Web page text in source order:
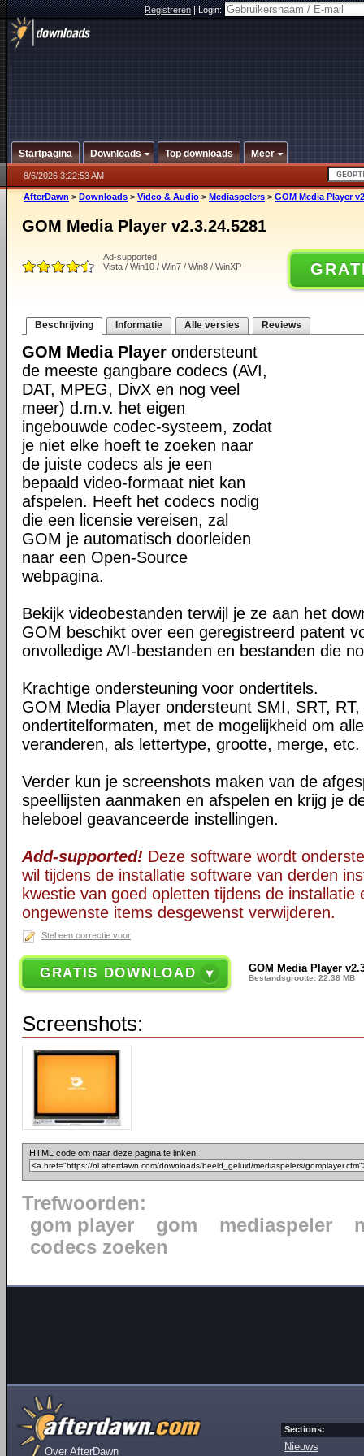
Registreren|Login:
Startpagina Downloads Top downloads Meer
8/6/2026 3:22:53 AM
AfterDawn > Downloads > Video & Audio > Mediaspelers > GOM Media Player
GOM Media Player v2.3.24.5281
Ad-supported
Vista / Win10 / Win7 / Win8 / WinXP
Beschrijving Informatie Alle versies Reviews
GOM Media Player ondersteunt
de meeste gangbare codecs (AVI,
DAT, MPEG, DivX en nog veel
meer) d.m.v. het eigen
ingebouwde codec-systeem, zodat
je niet elke hoeft te zoeken naar
de juiste codecs als je een
bepaald video-formaat niet kan
afspelen. Heeft het codecs nodig
die een licensie vereisen, zal
GOM je automatisch doorleiden
naar een Open-Source
webpagina.
Bekijk videobestanden terwijl je ze aan het
GOM beschikt over een geregistreerd patent
onvolledige AVI-bestanden en bestanden die
Krachtige ondersteuning voor ondertitels.
GOM Media Player ondersteunt SMI, SRT,
ondertitelformaten, met de mogelijkheid om
veranderen, als lettertype, grootte, merge, etc.
Verder kun je screenshots maken van de
speellijsten aanmaken en afspelen en krijg je
heleboel geavanceerde instellingen.
Add-supported! Deze software wordt
wil tijdens de installatie software van derden
kwestie van goed opletten tijdens de installatie
ongewenste items desgewenst verwijderen.
Stel een correctie voor
GRATIS DOWNLOAD GOM Media Player
Bestandsgrootte: 22.38 MB
Screenshots:
HTML code om naar deze pagina te linken:
Trefwoorden:
gom player
gom mediaspeler
codecs zoeken
Over AfterDawn
Sections:
Nieuws